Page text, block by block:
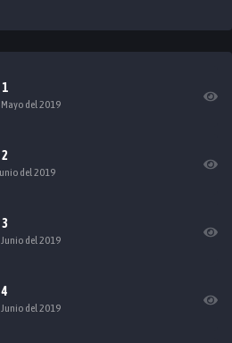
1
del 2019
2
del 2019
3
Junio del 2019
4
del 2019